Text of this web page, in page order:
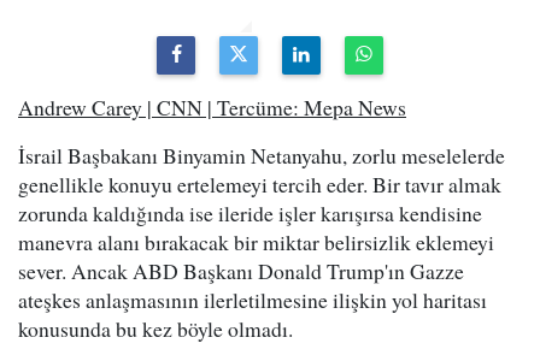
Andrew Carey | CNN | Tercüme: Mepa News
İsrail Başbakanı Binyamin Netanyahu, zorlu meselelerde
genellikle konuyu ertelemeyi tercih eder. Bir tavır almak
zorunda kaldığında ise ileride işler karışırsa kendisine
manevra alanı bırakacak bir miktar belirsizlik eklemeyi
sever. Ancak ABD Başkanı Donald Trump'ın Gazze
ateşkes anlaşmasının ilerletilmesine ilişkin yol haritası
konusunda bu kez böyle olmadı.